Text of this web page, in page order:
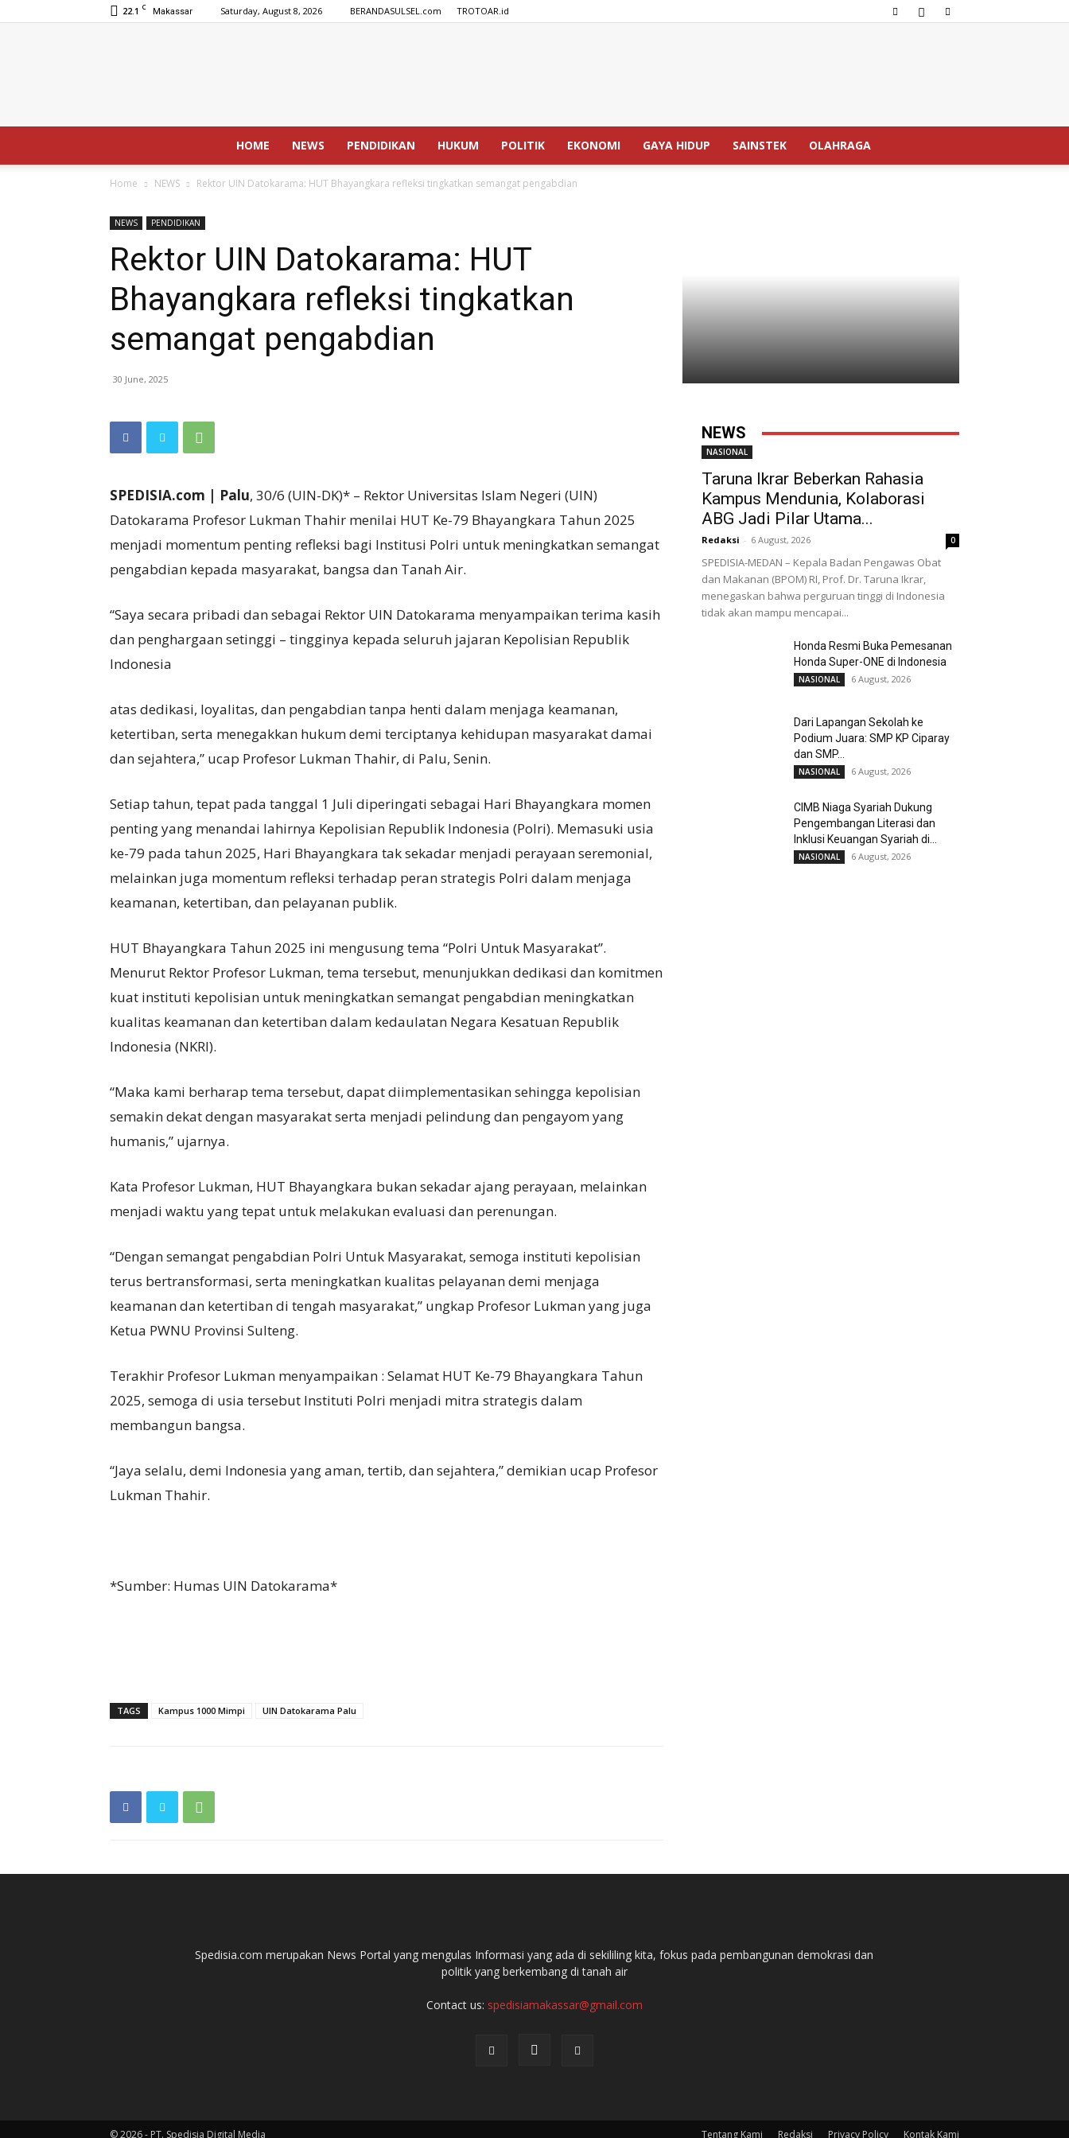
22.1 C Makassar Saturday, August 8, 2026 BERANDASULSEL.com TROTOAR.id
SPEDISIA.com
HOME NEWS PENDIDIKAN HUKUM POLITIK EKONOMI GAYA HIDUP SAINSTEK OLAHRAGA
Home NEWS Rektor UIN Datokarama: HUT Bhayangkara refleksi tingkatkan semangat pengabdian
NEWS PENDIDIKAN
Rektor UIN Datokarama: HUT
Bhayangkara refleksi tingkatkan
semangat pengabdian
30 June, 2025
SPEDISIA.com | Palu, 30/6 (UIN-DK)* – Rektor Universitas Islam Negeri (UIN)
Datokarama Profesor Lukman Thahir menilai HUT Ke-79 Bhayangkara Tahun 2025
menjadi momentum penting refleksi bagi Institusi Polri untuk meningkatkan semangat
pengabdian kepada masyarakat, bangsa dan Tanah Air.
“Saya secara pribadi dan sebagai Rektor UIN Datokarama menyampaikan terima kasih
dan penghargaan setinggi – tingginya kepada seluruh jajaran Kepolisian Republik
Indonesia
atas dedikasi, loyalitas, dan pengabdian tanpa henti dalam menjaga keamanan,
ketertiban, serta menegakkan hukum demi terciptanya kehidupan masyarakat damai
dan sejahtera,” ucap Profesor Lukman Thahir, di Palu, Senin.
Setiap tahun, tepat pada tanggal 1 Juli diperingati sebagai Hari Bhayangkara momen
penting yang menandai lahirnya Kepolisian Republik Indonesia (Polri). Memasuki usia
ke-79 pada tahun 2025, Hari Bhayangkara tak sekadar menjadi perayaan seremonial,
melainkan juga momentum refleksi terhadap peran strategis Polri dalam menjaga
keamanan, ketertiban, dan pelayanan publik.
HUT Bhayangkara Tahun 2025 ini mengusung tema “Polri Untuk Masyarakat”.
Menurut Rektor Profesor Lukman, tema tersebut, menunjukkan dedikasi dan komitmen
kuat instituti kepolisian untuk meningkatkan semangat pengabdian meningkatkan
kualitas keamanan dan ketertiban dalam kedaulatan Negara Kesatuan Republik
Indonesia (NKRI).
“Maka kami berharap tema tersebut, dapat diimplementasikan sehingga kepolisian
semakin dekat dengan masyarakat serta menjadi pelindung dan pengayom yang
humanis,” ujarnya.
Kata Profesor Lukman, HUT Bhayangkara bukan sekadar ajang perayaan, melainkan
menjadi waktu yang tepat untuk melakukan evaluasi dan perenungan.
“Dengan semangat pengabdian Polri Untuk Masyarakat, semoga instituti kepolisian
terus bertransformasi, serta meningkatkan kualitas pelayanan demi menjaga
keamanan dan ketertiban di tengah masyarakat,” ungkap Profesor Lukman yang juga
Ketua PWNU Provinsi Sulteng.
Terakhir Profesor Lukman menyampaikan : Selamat HUT Ke-79 Bhayangkara Tahun
2025, semoga di usia tersebut Instituti Polri menjadi mitra strategis dalam
membangun bangsa.
“Jaya selalu, demi Indonesia yang aman, tertib, dan sejahtera,” demikian ucap Profesor
Lukman Thahir.
*Sumber: Humas UIN Datokarama*
TAGS Kampus 1000 Mimpi UIN Datokarama Palu
NEWS
NASIONAL
Taruna Ikrar Beberkan Rahasia
Kampus Mendunia, Kolaborasi
ABG Jadi Pilar Utama...
Redaksi - 6 August, 2026 0
SPEDISIA-MEDAN – Kepala Badan Pengawas Obat
dan Makanan (BPOM) RI, Prof. Dr. Taruna Ikrar,
menegaskan bahwa perguruan tinggi di Indonesia
tidak akan mampu mencapai...
Honda Resmi Buka Pemesanan
Honda Super-ONE di Indonesia
NASIONAL 6 August, 2026
Dari Lapangan Sekolah ke
Podium Juara: SMP KP Ciparay
dan SMP...
NASIONAL 6 August, 2026
CIMB Niaga Syariah Dukung
Pengembangan Literasi dan
Inklusi Keuangan Syariah di...
NASIONAL 6 August, 2026
Spedisia.com merupakan News Portal yang mengulas Informasi yang ada di sekililing kita, fokus pada pembangunan demokrasi dan
politik yang berkembang di tanah air
Contact us: spedisiamakassar@gmail.com
Tentang Kami Redaksi Privacy Policy Kontak Kami
© 2026 - PT. Spedisia Digital Media